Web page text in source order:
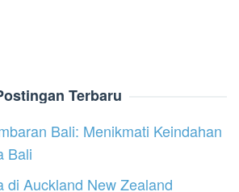
Terbaru
Bali: Menikmati Keindahan
Bali
di Auckland New Zealand